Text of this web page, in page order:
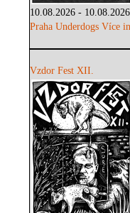
10.08.2026 -
Praha Underdogs Více
Vzdor Fest XII.